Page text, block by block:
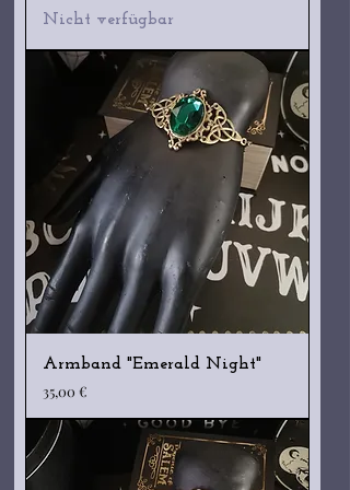
Nicht verfügbar
Armband "Emerald Night"
Preis
35,00 €